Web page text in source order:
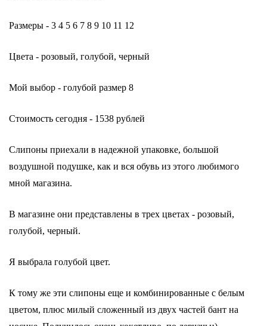
Размеры - 3 4 5 6 7 8 9 10 11 12
Цвета - розовый, голубой, черный
Мой выбор - голубой размер 8
Стоимость сегодня - 1538 рублей
Слипоны приехали в надежной упаковке, большой
воздушной подушке, как и вся обувь из этого любимого
мной магазина.
В магазине они представлены в трех цветах - розовый,
голубой, черный.
Я выбрала голубой цвет.
К тому же эти слипоны еще и комбинированные с белым
цветом, плюс милый сложенный из двух частей бант на